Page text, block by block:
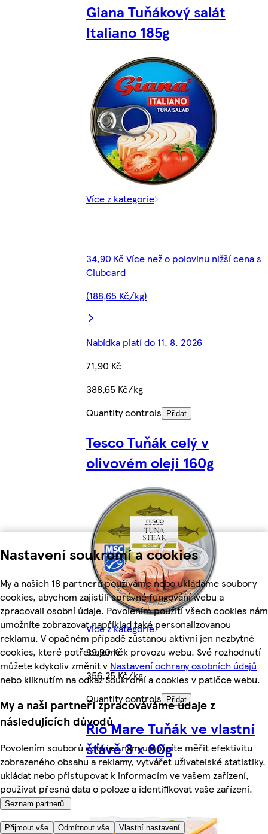
Nastavení soukromí a cookies
My a našich 18 partnerů používáme nebo ukládáme soubory
cookies, abychom zajistili správné fungování webu a
zpracovali osobní údaje. Povolením použití všech cookies nám
umožníte zobrazovat například také personalizovanou
reklamu. V opačném případě zůstanou aktivní jen nezbytné
cookies, které potřebujeme k provozu webu. Své rozhodnutí
můžete kdykoliv změnit v Nastavení ochrany osobních údajů
nebo kliknutím na odkaz Soukromí a cookies v patičce webu.
My a naši partneři zpracováváme údaje z
následujících důvodů
Povolením souborů cookies nám umožníte měřit efektivitu
zobrazeného obsahu a reklamy, vytvářet uživatelské statistiky,
ukládat nebo přistupovat k informacím ve vašem zařízení,
používat přesná data o poloze a identifikovat vaše zařízení.
Seznam partnerů.
Přijmout vše Odmítnout vše Vlastní nastavení
Giana Tuňákový salát
Italiano 185g
Více z kategorie
34,90 Kč Více než o polovinu nižší cena s
Clubcard
(188,65 Kč/kg)
Nabídka platí do 11. 8. 2026
71,90 Kč
388,65 Kč/kg
Quantity controls
Přidat
Tesco Tuňák celý v
olivovém oleji 160g
Více z kategorie
39,90 Kč
356,25 Kč/kg
Quantity controls
Přidat
Rio Mare Tuňák ve vlastní
šťávě 3 x 80g